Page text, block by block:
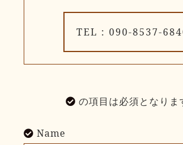
TEL : 090-8537-
の項目は必須となりま
Name